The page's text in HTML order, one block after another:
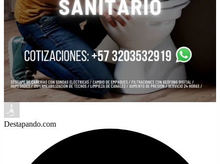
Destapando.com